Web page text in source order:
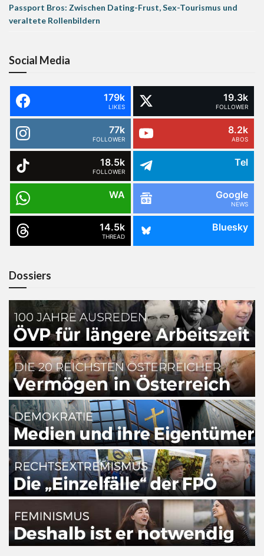
Passport Bros: Zwischen Dating-Frust, Sex-Tourismus und
veraltete Rollenbildern
Social Media
179k
LIKES
19.3k
FOLLOWER
77k
FOLLOWER
8.2k
ABOS
18.5k
FOLLOWER
Tel
WA Google
NEWS
14.5k
THREAD
Bluesky
Dossiers